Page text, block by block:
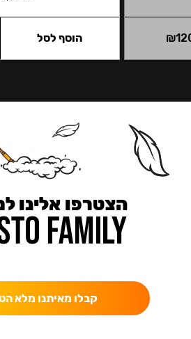
₪ הוסף לסל
הצטרפו אלינו
קבלו מאיתנו מלא